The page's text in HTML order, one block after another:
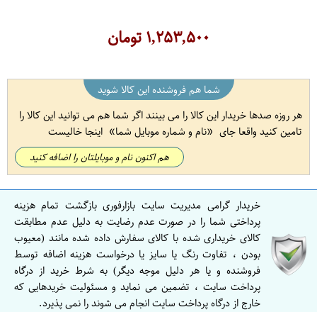
۱,۲۵۳,۵۰۰تومان
شما هم فروشنده این کالا شوید
هر روزه صدها خریدار این کالا را می بینند اگر شما هم می توانید این کالا را
تامین کنید واقعا جای
نام و شماره موبایل شما اینجا خالیست
هم اکنون نام و موبایلتان را اضافه کنید
خریدار گرامی مدیریت سایت بازارفوری بازگشت تمام هزینه
پرداختی شما را در صورت عدم رضایت به دلیل عدم مطابقت
کالای خریداری شده با کالای سفارش داده شده مانند (معیوب
بودن ، تفاوت رنگ یا سایز یا درخواست هزینه اضافه توسط
فروشنده و یا هر دلیل موجه دیگر) به شرط خرید از درگاه
پرداخت سایت ، تضمین می نماید و مسئولیت خریدهایی که
خارج از درگاه پرداخت سایت انجام می شوند را نمی پذیرد.